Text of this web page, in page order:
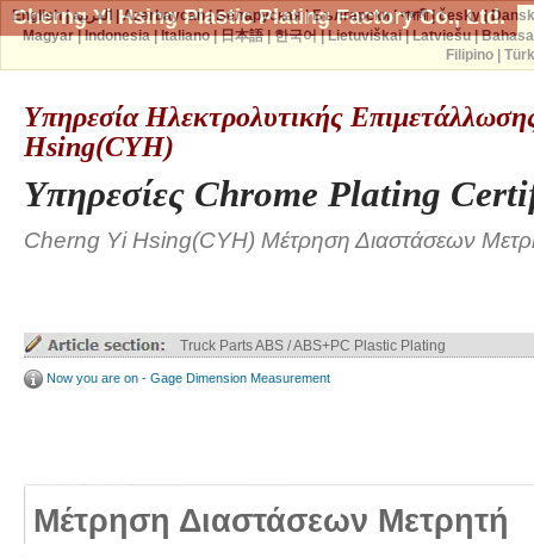
Cherng Yi Hsing Plastic Plating Factory Co., Ltd.
Υπηρεσία Ηλεκτρολυτικής
Hsing(CYH)
Υπηρεσίες Chrome Plating
Cherng Yi Hsing(CYH) Μέτρηση Διαστάσεων
Truck Parts ABS / ABS+PC Plastic Plating
Now you are on - Gage Dimension Measurement
Μέτρηση Διαστάσεων Μετρητή
English|العربية |Azərbaycan|Беларуская|Български|বাঙ্গালী|česky|
Magyar|Indonesia|Italiano|日本語|한국어|Lietuviškai|Latviešu|
Filipino|